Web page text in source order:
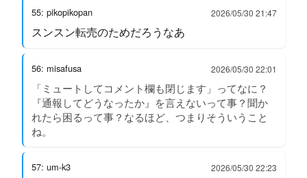
55: pikopikopan 2026/05/30 21:47
スンスン転売のためだろうなあ
56: misafusa 2026/05/30 22:01
「ミュートしてコメント欄も閉じます」ってなに？
『通報してどうなったか』を言えないって事？聞か
れたら困るって事？なるほど、つまりそういうこと
ね。
57: um-k3 2026/05/30 22:23